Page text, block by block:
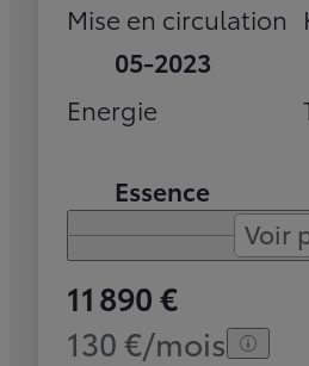
Mise en circulation
05-2023
Energie
Essence
Voir
11 890 €
130 €/mois